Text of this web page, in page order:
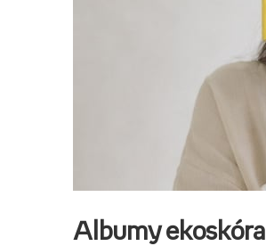
Albumy ekoskóra